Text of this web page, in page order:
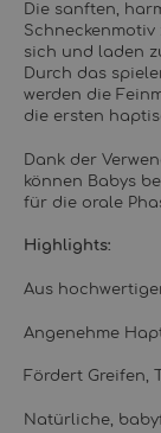
Die sanften,
Schneckenmotiv
sich und laden
Durch das
werden die
die ersten
Dank der
können Babys
für die orale
Highlights:
Aus
Angenehme
Fördert Greifen,
Natürliche,